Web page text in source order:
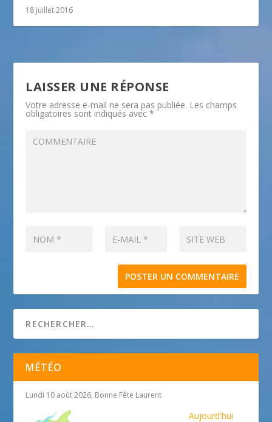
18 juillet 2016
LAISSER UNE RÉPONSE
Votre adresse e-mail ne sera pas publiée. Les champs
obligatoires sont indiqués avec*
MÉTÉO
Lundi 10 août 2026, Bonne Fête Laurent
Aujourd'hui